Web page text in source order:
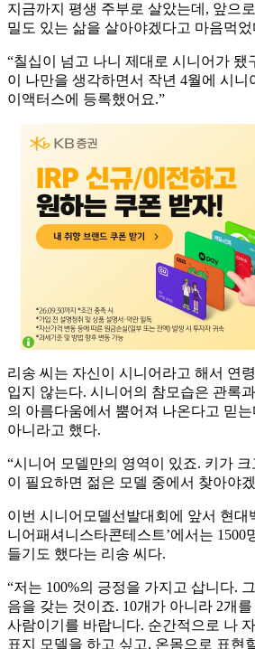
지금까지 평생 주부로 살았는데, 앞으
밀도 있는 삶을 살아야겠다고 마음먹었
“칠십이 넘고 나니 제대로 시니어가 됐
이 나만을 생각하면서 작년 4월에 시니
이액터스에 등록했어요.”
리송 씨는 자신이 시니어라고 해서 연
입지 않는다. 시니어의 참모습은 관록
의 아름다움에서 뿜어져 나온다고 믿는
아니라고 했다.
“시니어 모델만의 영역이 있죠. 키가
이 필요하면 젊은 모델 중에서 찾아야
이번 시니어모델선발대회에 앞서 현대
니어패셔니스타콘테스트’에서는 1500
들기도 했다는 리송 씨다.
“저는 100%의 긍정을 가지고 삽니다.
음을 갖는 것이죠. 10개가 아니라 2개
사람이기를 바랍니다. 순간적으로 나
표지 모델을 하고 싶고, 온몸으로 표현